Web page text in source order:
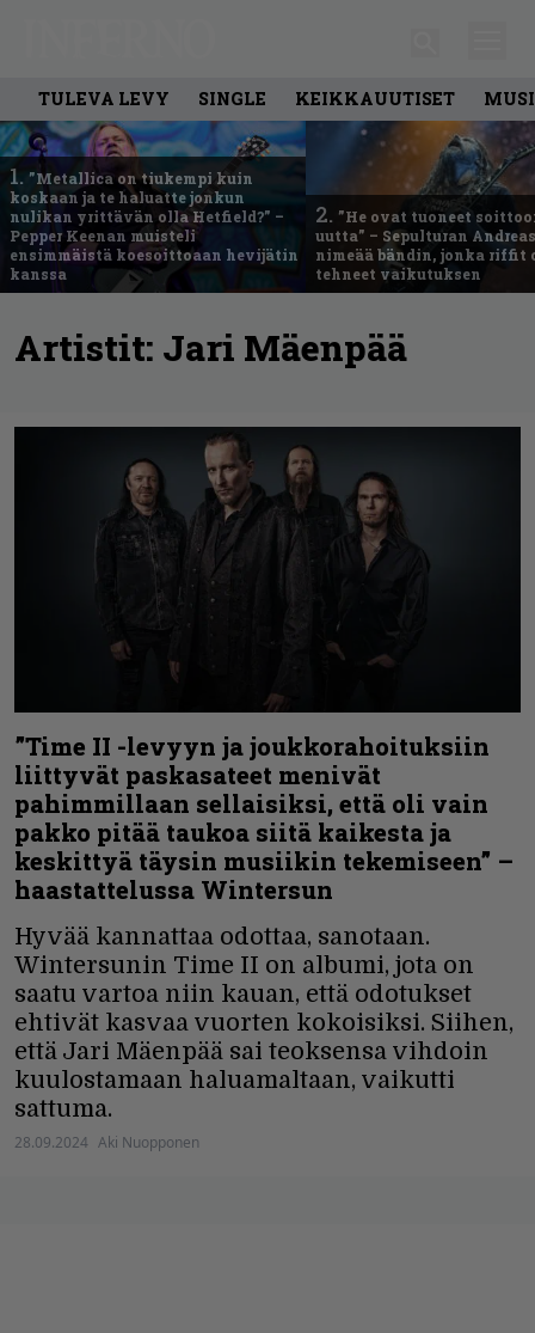
TULEVA LEVY SINGLE KEIKKAUUTISET
1. ”Metallica on tiukempi kuin
koskaan ja te haluatte jonkun
nulikan yrittävän olla Hetfield?” –
Pepper Keenan muisteli
ensimmäistä koesoittoaan hevijätin
kanssa
2. ”He ovat tuoneet
uutta” – Sepulturan
nimeää bändin, jonka riffit
tehneet vaikutuksen
Artistit: Jari Mäenpää
”Time II -levyyn ja joukkorahoituksiin
liittyvät paskasateet menivät
pahimmillaan sellaisiksi, että oli vain
pakko pitää taukoa siitä kaikesta ja
keskittyä täysin musiikin tekemiseen” –
haastattelussa Wintersun
Hyvää kannattaa odottaa, sanotaan.
Wintersunin Time II on albumi, jota on
saatu vartoa niin kauan, että odotukset
ehtivät kasvaa vuorten kokoisiksi. Siihen,
että Jari Mäenpää sai teoksensa vihdoin
kuulostamaan haluamaltaan, vaikutti
sattuma.
28.09.2024 Aki Nuopponen